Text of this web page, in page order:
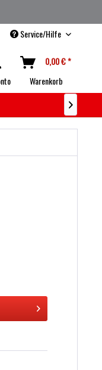
Service/Hilfe
0,00 € *
Warenkorb
